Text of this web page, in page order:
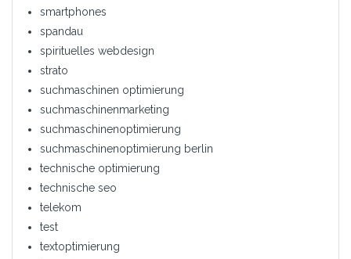
smartphones
spandau
spirituelles webdesign
strato
suchmaschinen optimierung
suchmaschinenmarketing
suchmaschinenoptimierung
suchmaschinenoptimierung berlin
technische optimierung
technische seo
telekom
test
textoptimierung